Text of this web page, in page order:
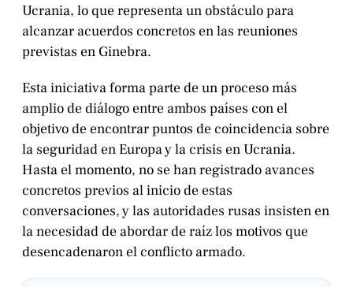
Ucrania, lo que representa un obstáculo para
alcanzar acuerdos concretos en las reuniones
previstas en Ginebra.
Esta iniciativa forma parte de un proceso más
amplio de diálogo entre ambos países con el
objetivo de encontrar puntos de coincidencia sobre
la seguridad en Europa y la crisis en Ucrania.
Hasta el momento, no se han registrado avances
concretos previos al inicio de estas
conversaciones, y las autoridades rusas insisten en
la necesidad de abordar de raíz los motivos que
desencadenaron el conflicto armado.